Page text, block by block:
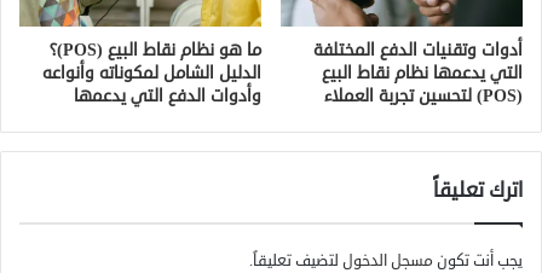
أدوات وتقنيات الدفع المختلفة
التي يدعمها نظام نقاط البيع
(POS) لتحسين تجربة العملاء
ما هو نظام نقاط البيع (POS)؟
الدليل الشامل لمكوناته وأنواعه
وأدوات الدفع التي يدعمها
اترك تعليقاً
يجب أنت تكون مسجل الدخول لتضيف تعليقاً.